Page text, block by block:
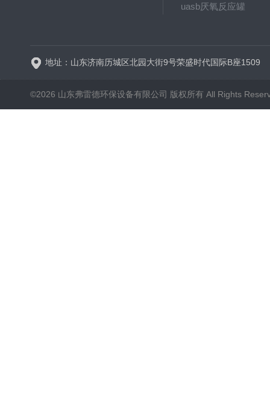
uasb厌氧反应罐
地址：山东济南历城区北园大街9号荣盛时代国际B座1509
©2026 山东弗雷德环保设备有限公司 版权所有 All Rights